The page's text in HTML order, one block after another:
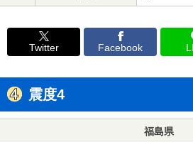
Twitter Facebook
震度4
福島県